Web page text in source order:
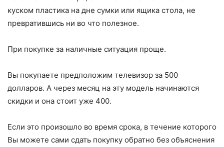
куском пластика на дне сумки или ящика стола, не
превратившись ни во что полезное.
При покупке за наличные ситуация проще.
Вы покупаете предположим телевизор за 500
долларов. А через месяц на эту модель начинаются
скидки и она стоит уже 400.
Если это произошло во время срока, в течение которого
Вы можете сами сдать покупку обратно без объяснения